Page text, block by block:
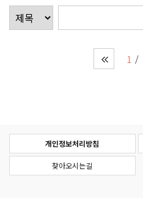
1
개인정보처리방침
찾아오시는길